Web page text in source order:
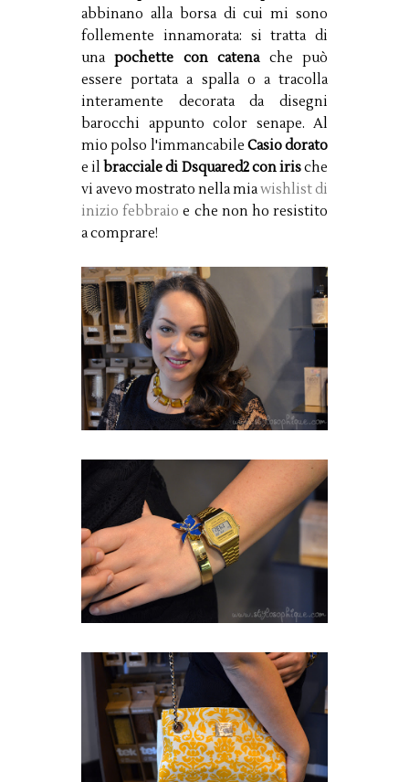
abbinano alla borsa di cui mi sono
follemente innamorata: si tratta di
unapochette con catenache può
essere portata a spalla o a tracolla
interamente decorata da disegni
barocchi appunto color senape. Al
mio polso l'immancabile Casio dorato
e il bracciale di Dsquared2 con irische
vi avevo mostrato nella miawishlist di
inizio febbraio e che non ho resistito
a comprare!